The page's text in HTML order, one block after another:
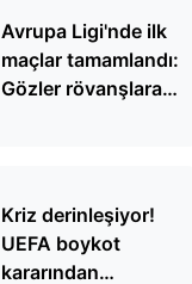
Avrupa Ligi'nde ilk
maçlar tamamlandı:
Gözler rövanşlara
Kriz derinleşiyor!
UEFA boykot
kararından